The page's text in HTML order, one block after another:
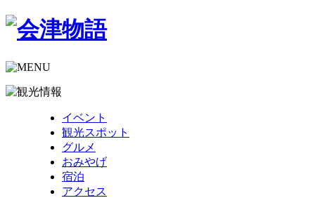
イベント
観光スポット
グルメ
おみやげ
宿泊
アクセス